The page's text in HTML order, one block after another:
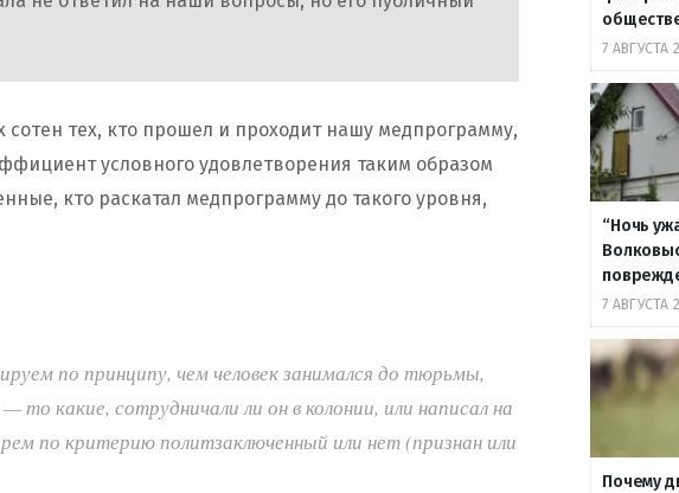
сотен тех, кто прошел и проходит нашу медпрограмму,
условного удовлетворения таким образом
кто раскатал медпрограмму до такого уровня,
по принципу, чем человек занимался до тюрьмы,
то какие, сотрудничали ли он в колонии, или написал на
по критерию политзаключенный или нет (признан или
7 АВГУСТА
“Ночь
7 АВГУСТА
Почему